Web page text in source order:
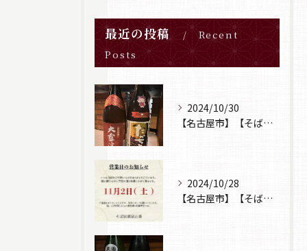
最近の投稿
Recent
Posts
2024/10/30
【名古屋市】【そば居酒屋山葵】【日本酒】
2024/10/28
【名古屋市】【そば居酒屋山葵】【営業日のお知らせ】